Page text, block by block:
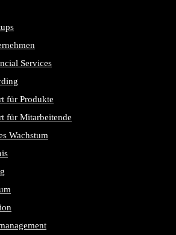
Services
für Produkte
für Mitarbeitende
Wachstum